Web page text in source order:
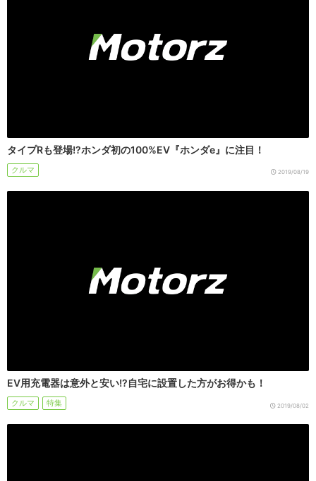
タイプRも登場!?ホンダ初の100%EV『ホンダe』に注目！
クルマ 2019/08/19
EV用充電器は意外と安い!?自宅に設置した方がお得かも！
クルマ 特集 2019/08/02